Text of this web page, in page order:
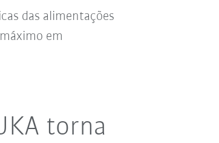
das alimentações
em
torna